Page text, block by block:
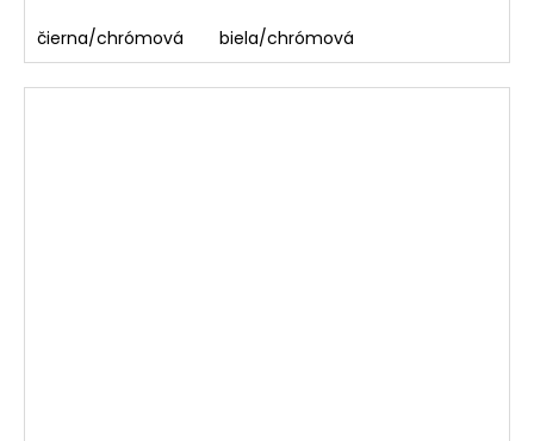
čierna/chrómová biela/chrómová